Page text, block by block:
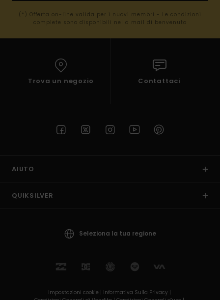
(*) Offerta on-line valida per i nuovi membri - Le condizioni
complete sono disponibili nella mail di benvenuto
Trova un negozio Contattaci
AIUTO
QUIKSILVER
Seleziona la tua regione
Impostazioni cookie | Informativa Sulla Privacy |